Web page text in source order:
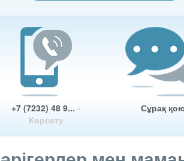
+7 (7232) 48 9... -
Көрсету
Сұрақ